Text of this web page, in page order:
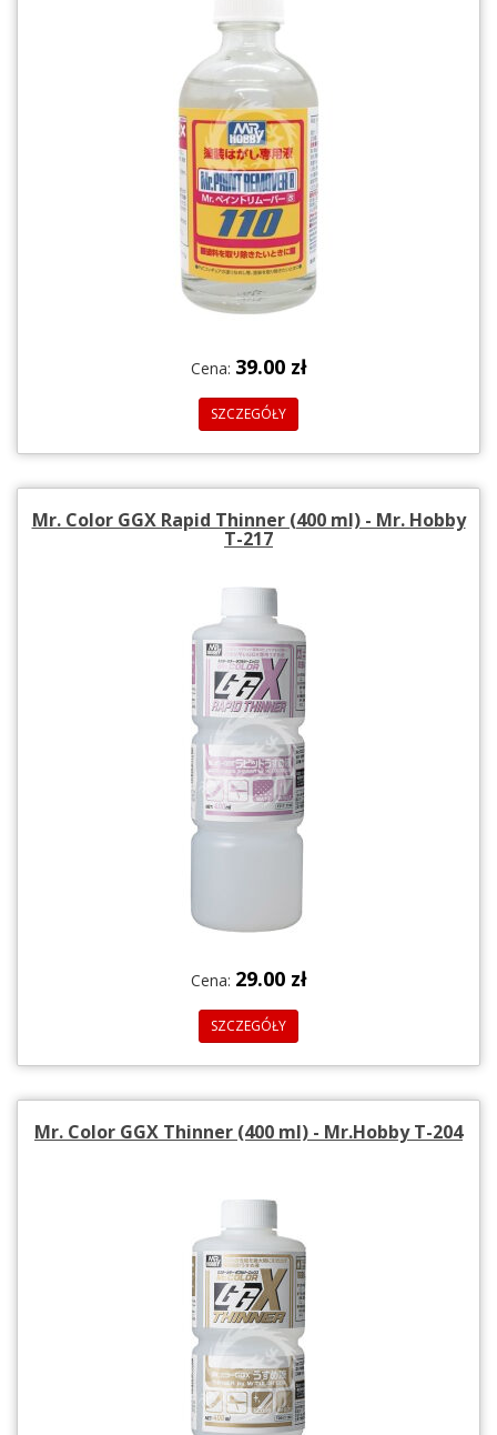
Cena: 39.00 zł
SZCZEGÓŁY
Mr. Color GGX Rapid Thinner (400 ml) - Mr. Hobby
T-217
Cena: 29.00 zł
SZCZEGÓŁY
Mr. Color GGX Thinner (400 ml) - Mr.Hobby T-204